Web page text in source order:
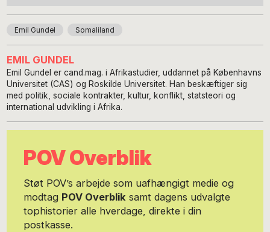
Emil Gundel Somaliland
EMIL GUNDEL
Emil Gundel er cand.mag. i Afrikastudier, uddannet på Københavns
Universitet (CAS) og Roskilde Universitet. Han beskæftiger sig
med politik, sociale kontrakter, kultur, konflikt, statsteori og
international udvikling i Afrika.
POV Overblik
Støt POV’s arbejde som uafhængigt medie og
modtag POV Overbliksamt dagens udvalgte
tophistorier alle hverdage, direkte i din
postkasse.